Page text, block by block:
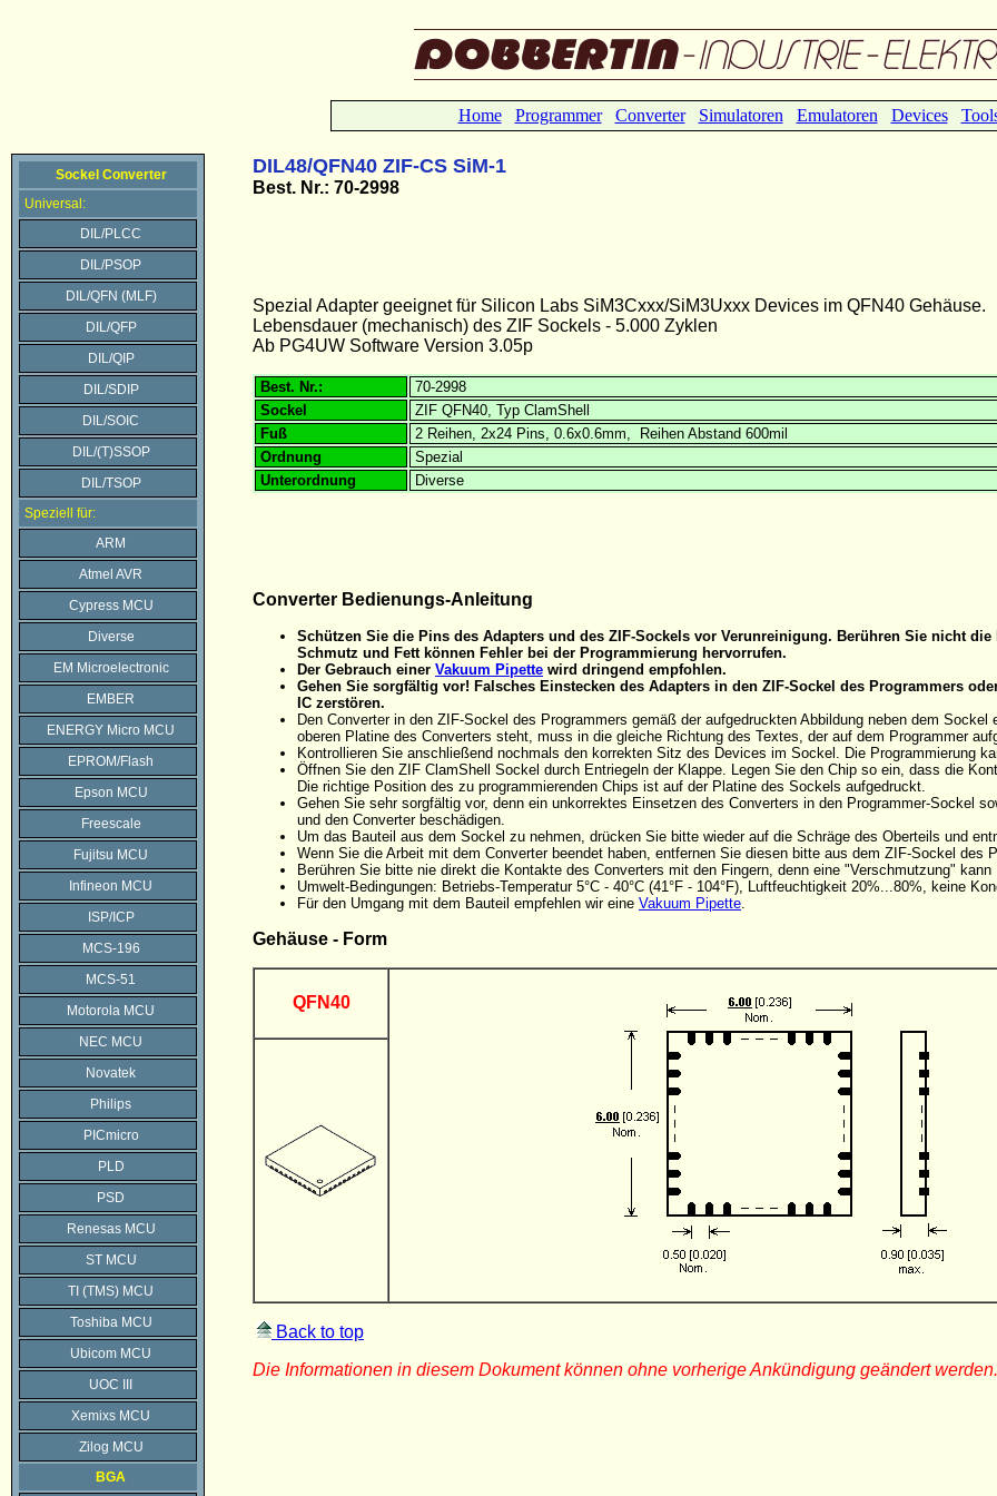
Home Programmer Converter Simulatoren Emulatoren Devices
Sockel Converter
Universal:
DIL/PLCC
DIL/PSOP
DIL/QFN (MLF)
DIL/QFP
DIL/QIP
DIL/SDIP
DIL/SOIC
DIL/(T)SSOP
DIL/TSOP
Speziell für:
ARM
Atmel AVR
Cypress MCU
Diverse
EM Microelectronic
EMBER
ENERGY Micro MCU
EPROM/Flash
Epson MCU
Freescale
Fujitsu MCU
Infineon MCU
ISP/ICP
MCS-196
MCS-51
Motorola MCU
NEC MCU
Novatek
Philips
PICmicro
PLD
PSD
Renesas MCU
ST MCU
TI (TMS) MCU
Toshiba MCU
Ubicom MCU
UOC III
Xemixs MCU
Zilog MCU
BGA
DIL48/QFN40 ZIF-CS SiM-1
Best. Nr.: 70-2998
Spezial Adapter geeignet für Silicon Labs SiM3Cxxx/SiM3Uxxx Devices im QFN40 Gehäuse.
Lebensdauer (mechanisch) des ZIF Sockels - 5.000 Zyklen
Ab PG4UW Software Version 3.05p
Best. Nr.:
70-2998
Sockel
ZIF QFN40, Typ ClamShell
Fuß
2 Reihen, 2x24 Pins, 0.6x0.6mm, Reihen Abstand 600mil
Ordnung
Spezial
Unterordnung
Diverse
Converter Bedienungs-Anleitung
Schützen Sie die Pins des Adapters und des ZIF-Sockels vor Verunreinigung. Berühren Sie nicht
Schmutz und Fett können Fehler bei der Programmierung hervorrufen.
Der Gebrauch einer Vakuum Pipette wird dringend empfohlen.
Gehen Sie sorgfältig vor! Falsches Einstecken des Adapters in den ZIF-Sockel des Programmers
IC zerstören.
Den Converter in den ZIF-Sockel des Programmers gemäß der aufgedruckten Abbildung neben dem
oberen Platine des Converters steht, muss in die gleiche Richtung des Textes, der auf dem Programmer
Kontrollieren Sie anschließend nochmals den korrekten Sitz des Devices im Sockel. Die Programmierung
Öffnen Sie den ZIF ClamShell Sockel durch Entriegeln der Klappe. Legen Sie den Chip so ein, dass die
Die richtige Position des zu programmierenden Chips ist auf der Platine des Sockels aufgedruckt.
Gehen Sie sehr sorgfältig vor, denn ein unkorrektes Einsetzen des Converters in den Programmer-Sockel
und den Converter beschädigen.
Um das Bauteil aus dem Sockel zu nehmen, drücken Sie bitte wieder auf die Schräge des Oberteils und
Wenn Sie die Arbeit mit dem Converter beendet haben, entfernen Sie diesen bitte aus dem ZIF-Sockel des
Berühren Sie bitte nie direkt die Kontakte des Converters mit den Fingern, denn eine "Verschmutzung"
Umwelt-Bedingungen: Betriebs-Temperatur 5°C - 40°C (41°F - 104°F), Luftfeuchtigkeit 20%...80%, keine
Für den Umgang mit dem Bauteil empfehlen wir eine Vakuum Pipette.
Gehäuse - Form
QFN40
Back to top
Die Informationen in diesem Dokument können ohne vorherige Ankündigung geändert werden.